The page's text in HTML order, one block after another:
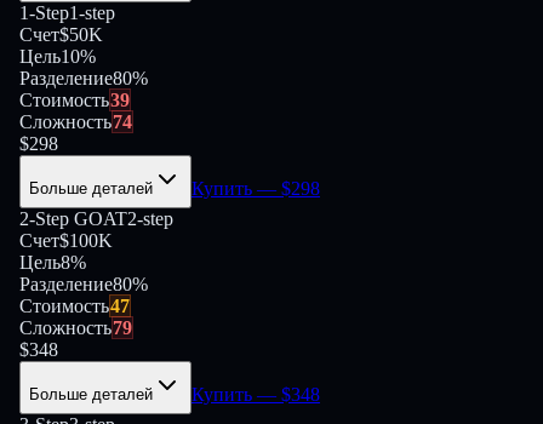
1-Step1-step
Счет$50K
Цель10%
Разделение80%
Стоимость39
Сложность74
$298
Больше деталей Купить — $298
2-Step GOAT2-step
Счет$100K
Цель8%
Разделение80%
Стоимость47
Сложность79
$348
Больше деталей Купить — $348